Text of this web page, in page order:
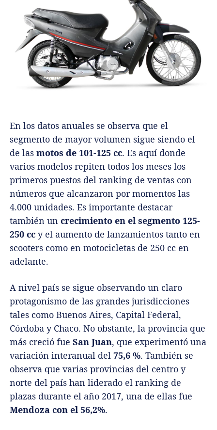
En los datos anuales se observa que el
segmento de mayor volumen sigue siendo el
de las motos de 101-125 cc. Es aquí donde
varios modelos repiten todos los meses los
primeros puestos del ranking de ventas con
números que alcanzaron por momentos las
4.000 unidades. Es importante destacar
también un crecimiento en el segmento 125-
250 cc y el aumento de lanzamientos tanto en
scooters como en motocicletas de 250 cc en
adelante.
A nivel país se sigue observando un claro
protagonismo de las grandes jurisdicciones
tales como Buenos Aires, Capital Federal,
Córdoba y Chaco. No obstante, la provincia que
más creció fue San Juan, que experimentó una
variación interanual del 75,6 %. También se
observa que varias provincias del centro y
norte del país han liderado el ranking de
plazas durante el año 2017, una de ellas fue
Mendoza con el 56,2%.